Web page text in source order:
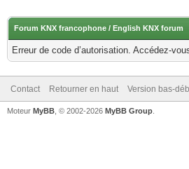
Forum KNX francophone / English KNX forum
Erreur de code d’autorisation. Accédez-
Contact Retourner en haut Version bas-
Moteur MyBB , © 2002-2026 MyBB Group